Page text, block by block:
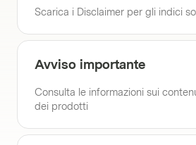
Scarica i Disclaimer per gli indici
Avviso importante
Consulta le informazioni sui
dei prodotti